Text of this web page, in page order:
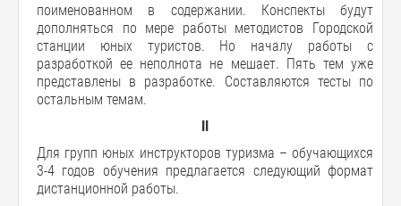
поименованном в содержании. Конспекты будут
дополняться по мере работы методистов Городской
станции юных туристов. Но началу работы с
разработкой ее неполнота не мешает. Пять тем уже
представлены в разработке. Составляются тесты по
остальным темам.
II
Для групп юных инструкторов туризма – обучающихся
3-4 годов обучения предлагается следующий формат
дистанционной работы.